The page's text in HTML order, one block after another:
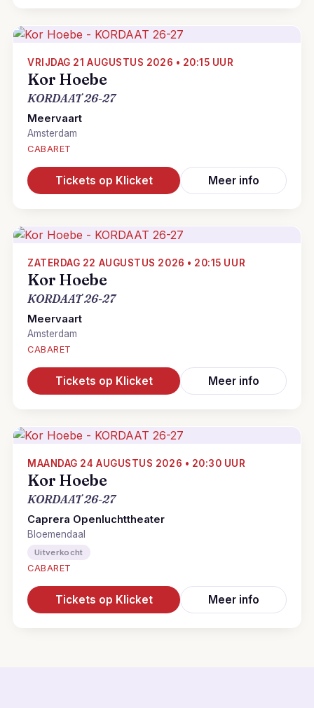
VRIJDAG 21 AUGUSTUS 2026 • 20:15 UUR
Kor Hoebe
KORDAAT 26-27
Meervaart
Amsterdam
CABARET
Tickets op Klicket Meer info
ZATERDAG 22 AUGUSTUS 2026 • 20:15 UUR
Kor Hoebe
KORDAAT 26-27
Meervaart
Amsterdam
CABARET
Tickets op Klicket Meer info
MAANDAG 24 AUGUSTUS 2026 • 20:30 UUR
Kor Hoebe
KORDAAT 26-27
Caprera Openluchttheater
Bloemendaal
Uitverkocht
CABARET
Tickets op Klicket Meer info